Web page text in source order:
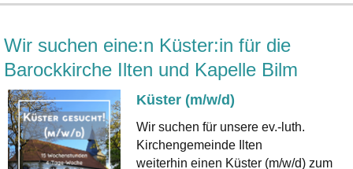
Wir suchen eine:n Küster:in für die
Barockkirche Ilten und Kapelle Bilm
Küster (m/w/d)
Wir suchen für unsere ev.-luth.
Kirchengemeinde Ilten
weiterhin einen Küster (m/w/d) zum